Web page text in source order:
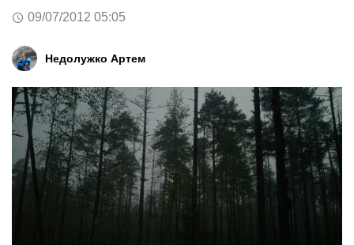
09/07/2012 05:05
Недолужко Артем